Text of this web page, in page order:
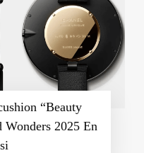
“Beauty
Wonders 2025 En